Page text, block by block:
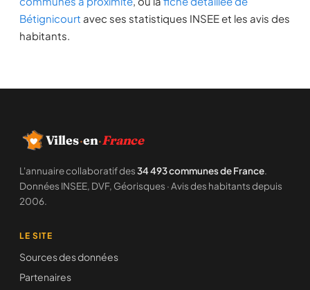
Bétignicourt avec ses statistiques INSEE et les avis des
habitants.
Villes·en·France
L'annuaire collaboratif des34 493 communes de France.
Données INSEE, DVF, Géorisques · Avis des habitants depuis
2006.
LE SITE
Sources des données
Partenaires